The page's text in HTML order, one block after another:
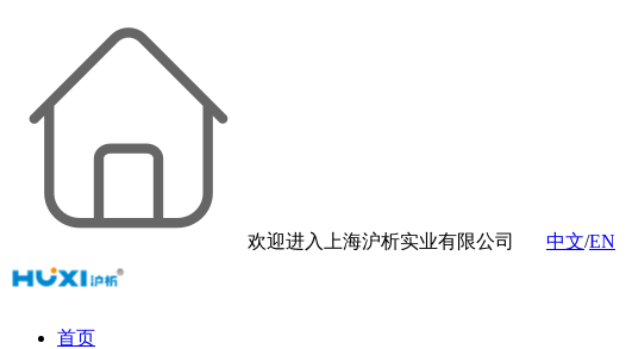
欢迎进入上海沪析实业有限公司 中文/EN
首页